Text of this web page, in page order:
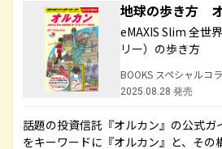
地球の歩き方
eMAXIS Slim 全世
リー）の歩き方
BOOKS スペシャルコ
2025.08.28 発売
話題の投資信託『オルカン』の公式ガ
をキーワードに『オルカン』と、その